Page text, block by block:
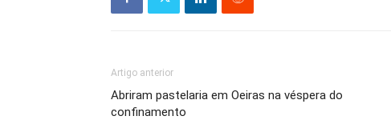
Artigo anterior
Abriram pastelaria em Oeiras na véspera do
confinamento